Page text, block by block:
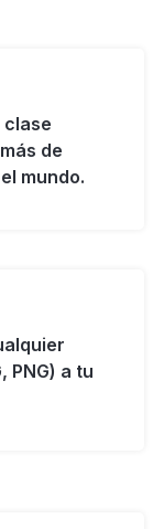
clase
de
mundo.
PNG) a tu